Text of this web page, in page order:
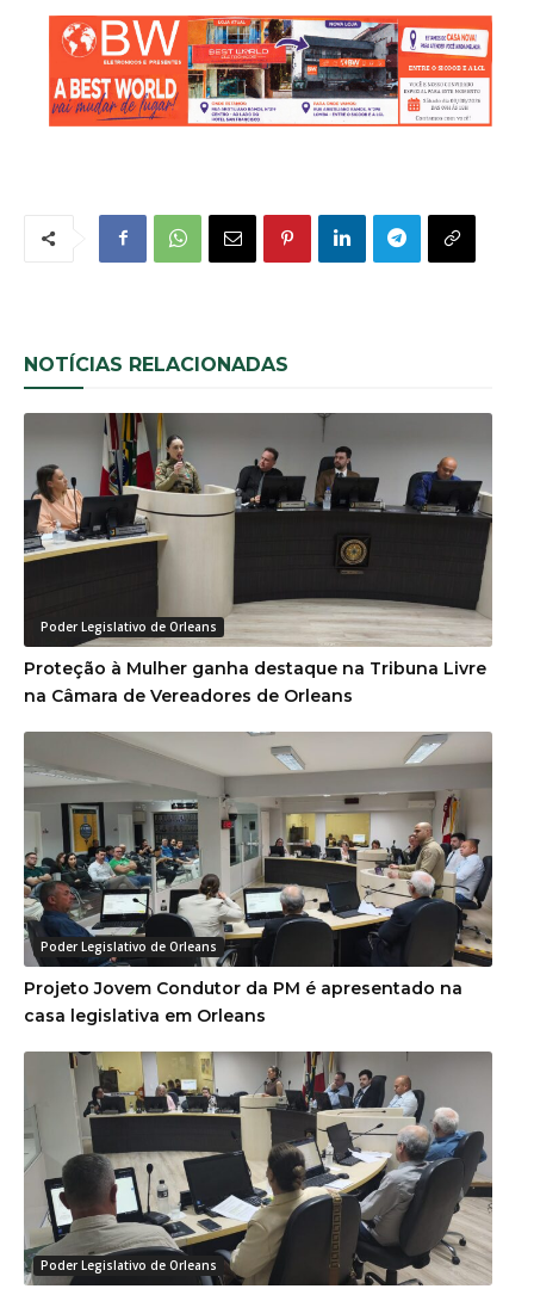
NOTÍCIAS RELACIONADAS
Poder Legislativo de Orleans
Proteção à Mulher ganha destaque na Tribuna Livre
na Câmara de Vereadores de Orleans
Poder Legislativo de Orleans
Projeto Jovem Condutor da PM é apresentado na
casa legislativa em Orleans
Poder Legislativo de Orleans